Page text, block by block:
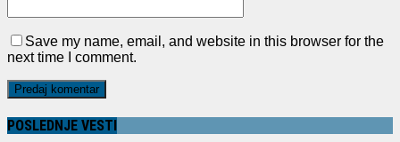
Save my name, email, and website in this browser for the
next time I comment.
POSLEDNJE VESTI